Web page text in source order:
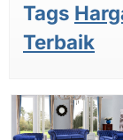
Tags
Terbaik